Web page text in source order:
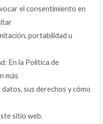
el consentimiento en
portabilidad u
En la Política de
más
sus derechos y cómo
sitio web.